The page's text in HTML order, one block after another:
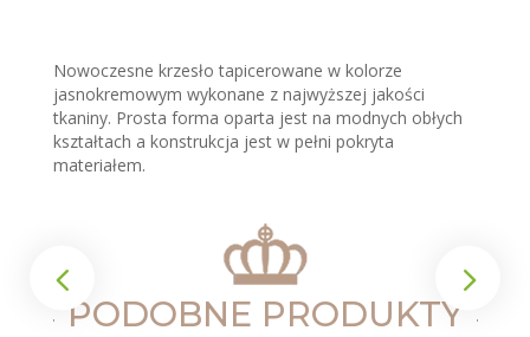
Nowoczesne krzesło tapicerowane w kolorze
jasnokremowym wykonane z najwyższej jakości
tkaniny. Prosta forma oparta jest na modnych obłych
kształtach a konstrukcja jest w pełni pokryta
materiałem.
PODOBNE PRODUKTY